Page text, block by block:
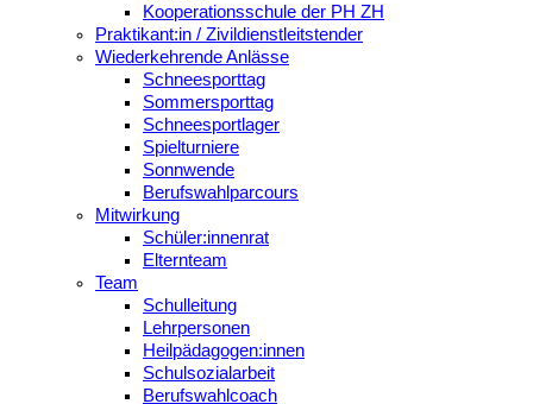
Kooperationsschule der PH ZH
Praktikant:in / Zivildienstleitstender
Wiederkehrende Anlässe
Schneesporttag
Sommersporttag
Schneesportlager
Spielturniere
Sonnwende
Berufswahlparcours
Mitwirkung
Schüler:innenrat
Elternteam
Team
Schulleitung
Lehrpersonen
Heilpädagogen:innen
Schulsozialarbeit
Berufswahlcoach